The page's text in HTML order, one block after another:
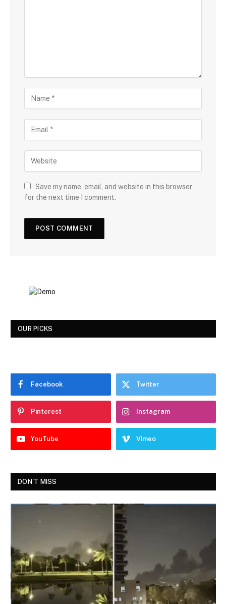
Save my name, email, and website in this browser
for the next time I comment.
OUR PICKS
Facebook Twitter
Pinterest Instagram
YouTube Vimeo
DON'T MISS